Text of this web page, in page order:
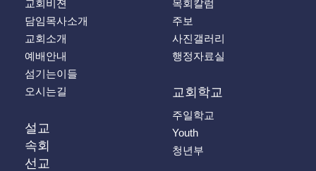
교회비젼
담임목사소개
교회소개
예배안내
섬기는이들
오시는길
설교
속회
선교
목회칼럼
주보
사진갤러리
행정자료실
교회학교
주일학교
Youth
청년부